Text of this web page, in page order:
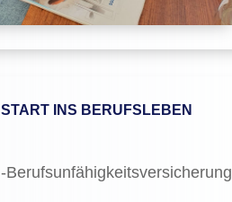
START INS BERUFSLEBEN
-Berufsunfähigkeitsversicherung